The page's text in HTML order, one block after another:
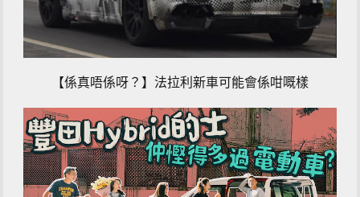
【係真唔係呀？】法拉利新車可能會係咁嘅樣